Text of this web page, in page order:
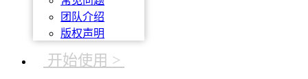
团队介绍
版权声明
开始使用 >